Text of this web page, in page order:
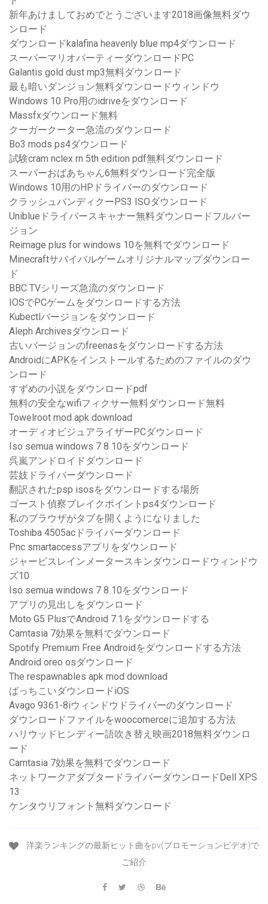
新年あけましておめでとうございます2018画像無料ダウ
ンロード
ダウンロードkalafina heavenly blue mp4ダウンロード
スーパーマリオパーティーダウンロードPC
Galantis gold dust mp3無料ダウンロード
最も暗いダンジョン無料ダウンロードウィンドウ
Windows 10 Pro用のidriveをダウンロード
Massfxダウンロード無料
クーガークーター急流のダウンロード
Bo3 mods ps4ダウンロード
試験cram nclex rn 5th edition pdf無料ダウンロード
スーパーおばあちゃん6無料ダウンロード完全版
Windows 10用のHPドライバーのダウンロード
クラッシュバンディクーPS3 ISOダウンロード
Uniblueドライバースキャナー無料ダウンロードフルバー
ジョン
Reimage plus for windows 10を無料でダウンロード
Minecraftサバイバルゲームオリジナルマップダウンロー
ド
BBC TVシリーズ急流のダウンロード
IOSでPCゲームをダウンロードする方法
Kubectlバージョンをダウンロード
Aleph Archivesダウンロード
古いバージョンのfreenasをダウンロードする方法
AndroidにAPKをインストールするためのファイルのダウ
ンロード
すずめの小説をダウンロードpdf
無料の安全なwifiフィクサー無料ダウンロード無料
Towelroot mod apk download
オーディオビジュアライザーPCダウンロード
Iso semua windows 7 8 10をダウンロード
呉嵐アンドロイドダウンロード
芸妓ドライバーダウンロード
翻訳されたpsp isosをダウンロードする場所
ゴースト偵察ブレイクポイントps4ダウンロード
私のブラウザがタブを開くようになりました
Toshiba 4505acドライバーダウンロード
Pnc smartaccessアプリをダウンロード
ジャービスレインメータースキンダウンロードウィンドウ
ズ10
Iso semua windows 7 8 10をダウンロード
アプリの見出しをダウンロード
Moto G5 PlusでAndroid 7.1をダウンロードする
Camtasia 7効果を無料でダウンロード
Spotify Premium Free Androidをダウンロードする方法
Android oreo osダウンロード
The respawnables apk mod download
ばっちこいダウンロードiOS
Avago 9361-8iウィンドウドライバーのダウンロード
ダウンロードファイルをwoocomerceに追加する方法
ハリウッドヒンディー語吹き替え映画2018無料ダウンロ
ード
Camtasia 7効果を無料でダウンロード
ネットワークアダプタードライバーダウンロードDell XPS
13
ケンタウリフォント無料ダウンロード
洋楽ランキングの最新ヒット曲をpv(プロモーションビデオ)で
ご紹介